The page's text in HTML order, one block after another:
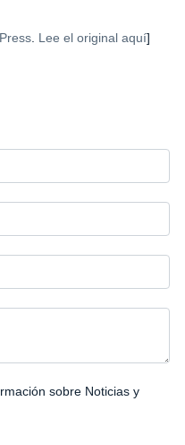
Lee el original aquí]
sobre Noticias y